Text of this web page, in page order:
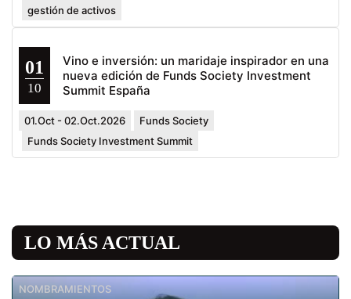
gestión de activos
01
10
Vino e inversión: un maridaje inspirador en una
nueva edición de Funds Society Investment
Summit España
01.Oct - 02.Oct.2026
Funds Society
Funds Society Investment Summit
LO MÁS ACTUAL
NOMBRAMIENTOS